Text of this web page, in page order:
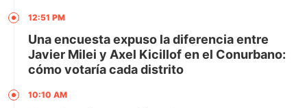
12:51 PM
Una encuesta expuso la diferencia entre
Javier Milei y Axel Kicillof en el Conurbano:
cómo votaría cada distrito
10:10 AM